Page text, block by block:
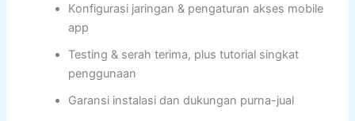
Konfigurasi jaringan & pengaturan akses mobile
app
Testing & serah terima, plus tutorial singkat
penggunaan
Garansi instalasi dan dukungan purna-jual